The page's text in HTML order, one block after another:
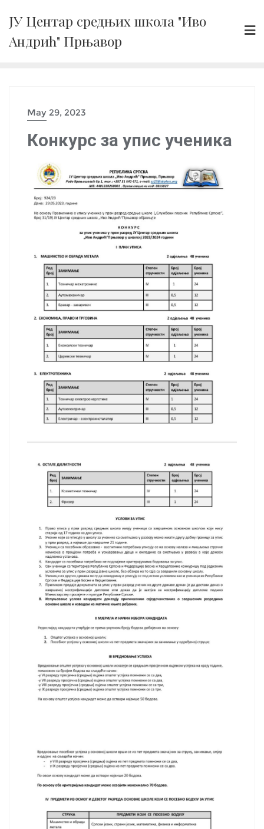
content
ЈУ Центар средњих школа "Иво
Андрић" Прњавор
May 29, 2023
Конкурс за упис ученика